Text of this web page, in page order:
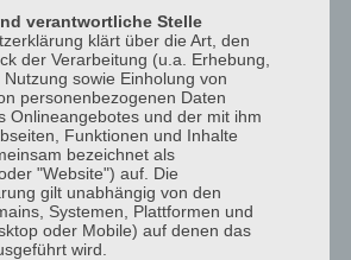
verantwortliche Stelle
klärt über die Art, den
der Verarbeitung (u.a. Erhebung,
sowie Einholung von
personenbezogenen Daten
Onlineangebotes und der mit ihm
Funktionen und Inhalte
bezeichnet als
"Website") auf. Die
gilt unabhängig von den
Systemen, Plattformen und
oder Mobile) auf denen das
wird.